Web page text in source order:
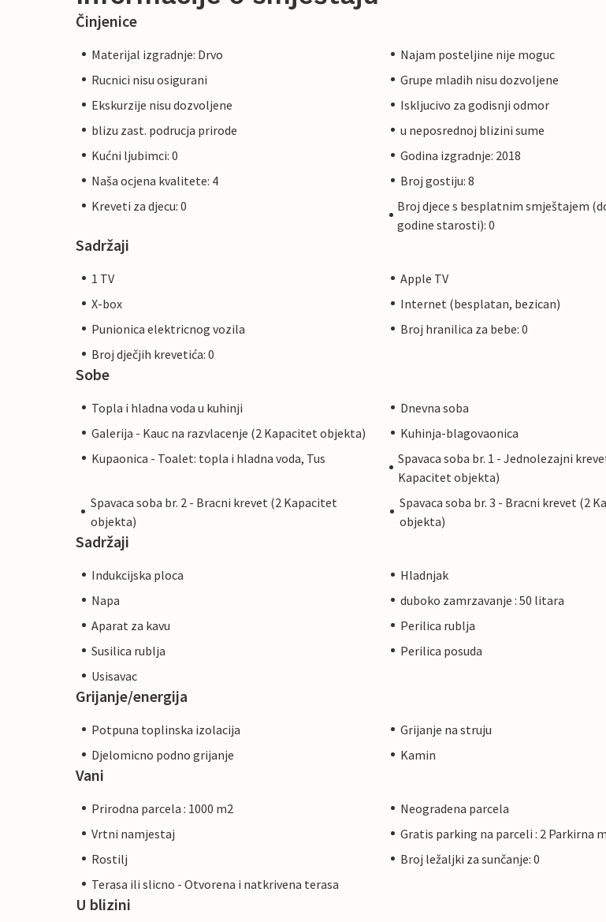
Činjenice
Materijal izgradnje: Drvo
Najam posteljine nije moguc
Rucnici nisu osigurani
Grupe mladih nisu dozvoljene
Ekskurzije nisu dozvoljene
Iskljucivo za godisnji odmor
blizu zast. podrucja prirode
u neposrednoj blizini sume
Kućni ljubimci: 0
Godina izgradnje: 2018
Naša ocjena kvalitete: 4
Broj gostiju: 8
Kreveti za djecu: 0
Broj djece s besplatnim smještajem
godine starosti): 0
Sadržaji
1 TV
Apple TV
X-box
Internet (besplatan, bezican)
Punionica elektricnog vozila
Broj hranilica za bebe: 0
Broj dječjih krevetića: 0
Sobe
Topla i hladna voda u kuhinji
Dnevna soba
Galerija - Kauc na razvlacenje (2 Kapacitet objekta)
Kuhinja-blagovaonica
Kupaonica - Toalet: topla i hladna voda, Tus
Spavaca soba br. 1 - Jednolezajni
Kapacitet objekta)
Spavaca soba br. 2 - Bracni krevet (2 Kapacitet
objekta)
Spavaca soba br. 3 - Bracni krevet (2
objekta)
Sadržaji
Indukcijska ploca
Hladnjak
Napa
duboko zamrzavanje : 50 litara
Aparat za kavu
Perilica rublja
Susilica rublja
Perilica posuda
Usisavac
Grijanje/energija
Potpuna toplinska izolacija
Grijanje na struju
Djelomicno podno grijanje
Kamin
Vani
Prirodna parcela : 1000 m2
Neogradena parcela
Vrtni namjestaj
Gratis parking na parceli : 2 Parkirna
Rostilj
Broj ležaljki za sunčanje: 0
Terasa ili slicno - Otvorena i natkrivena terasa
U blizini